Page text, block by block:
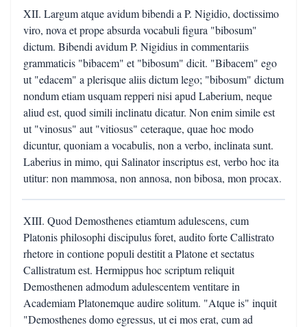
XII. Largum atque avidum bibendi a P. Nigidio, doctissimo
viro, nova et prope absurda vocabuli figura "bibosum"
dictum. Bibendi avidum P. Nigidius in commentariis
grammaticis "bibacem" et "bibosum" dicit. "Bibacem" ego
ut "edacem" a plerisque aliis dictum lego; "bibosum" dictum
nondum etiam usquam repperi nisi apud Laberium, neque
aliud est, quod simili inclinatu dicatur. Non enim simile est
ut "vinosus" aut "vitiosus" ceteraque, quae hoc modo
dicuntur, quoniam a vocabulis, non a verbo, inclinata sunt.
Laberius in mimo, qui Salinator inscriptus est, verbo hoc ita
utitur: non mammosa, non annosa, non bibosa, mon procax.
XIII. Quod Demosthenes etiamtum adulescens, cum
Platonis philosophi discipulus foret, audito forte Callistrato
rhetore in contione populi destitit a Platone et sectatus
Callistratum est. Hermippus hoc scriptum reliquit
Demosthenen admodum adulescentem ventitare in
Academiam Platonemque audire solitum. "Atque is" inquit
"Demosthenes domo egressus, ut ei mos erat, cum ad